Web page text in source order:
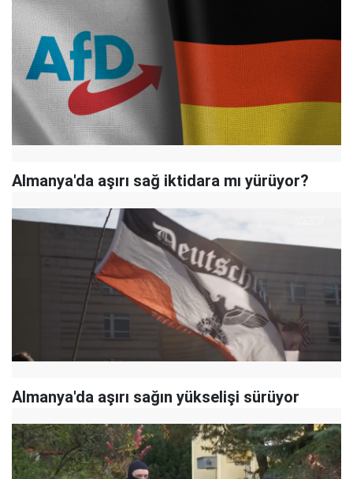
Almanya'da aşırı sağ iktidara mı yürüyor?
Almanya'da aşırı sağın yükselişi sürüyor